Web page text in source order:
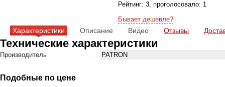
Рейтинг: 3, проголосовало: 1
Бывает дешевле?
Характеристики Описание Видео Отзывы
Технические характеристики
Производитель PATRON
Подобные по цене